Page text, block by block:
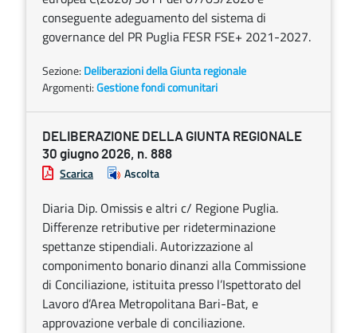
conseguente adeguamento del sistema di
governance del PR Puglia FESR FSE+ 2021-2027.
Sezione: Deliberazioni della Giunta regionale
Argomenti:Gestione fondi comunitari
DELIBERAZIONE DELLA GIUNTA REGIONALE
30 giugno 2026, n. 888
Scarica Ascolta
Diaria Dip. Omissis e altri c/ Regione Puglia.
Differenze retributive per rideterminazione
spettanze stipendiali. Autorizzazione al
componimento bonario dinanzi alla Commissione
di Conciliazione, istituita presso l’Ispettorato del
Lavoro d’Area Metropolitana Bari-Bat, e
approvazione verbale di conciliazione.